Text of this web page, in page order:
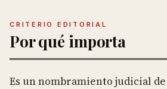
CRITERIO EDITORIAL
Por qué importa
Es un nombramiento judicial